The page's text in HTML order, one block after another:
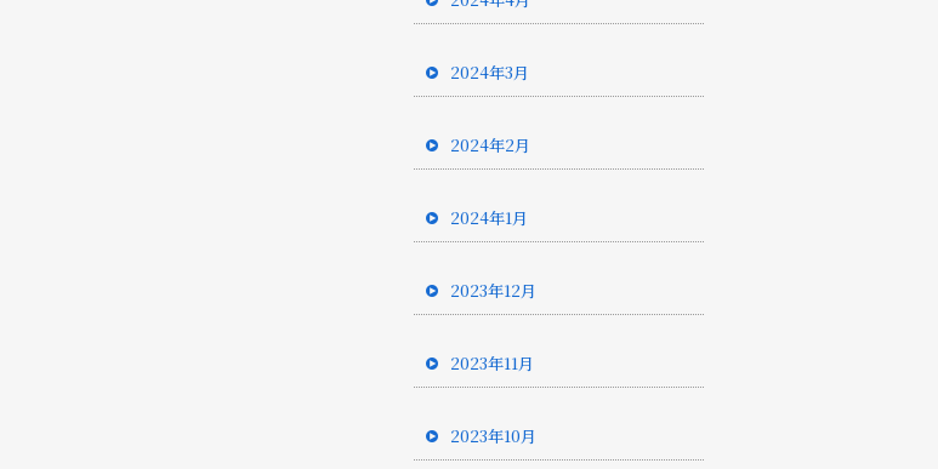
2024年3月
2024年2月
2024年1月
2023年12月
2023年11月
2023年10月